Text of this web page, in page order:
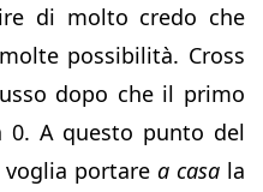
di molto credo che
possibilità. Cross
dopo che il primo
A questo punto del
voglia portarea casa la